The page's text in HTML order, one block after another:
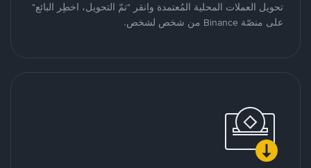
تحويل العملات المحلية المُعتمدة وانقر "تمّ التحويل، اخطِر البائع"
على منصّة Binance من شخص لشخص.